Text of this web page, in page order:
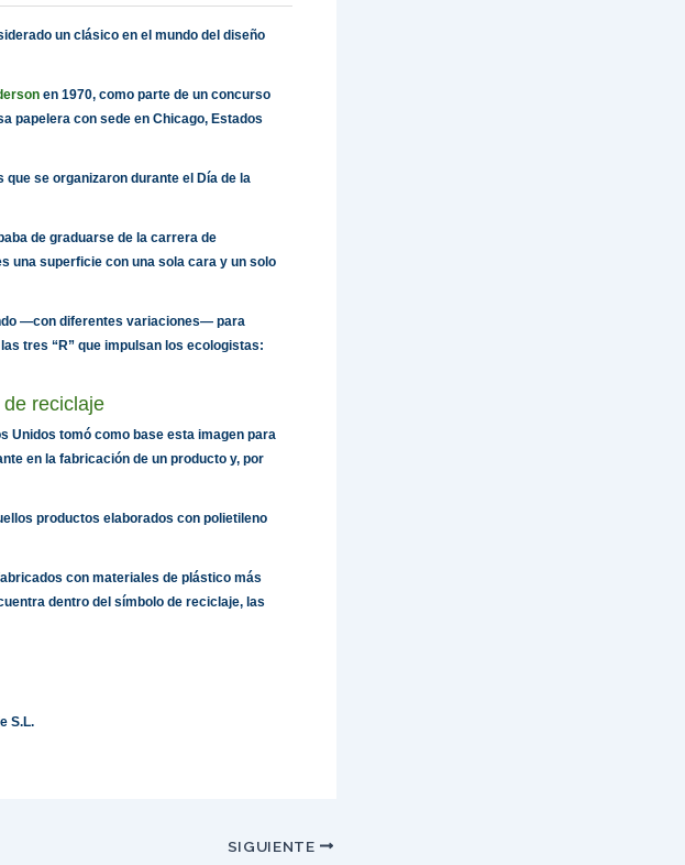
un clásico en el mundo del diseño
en 1970, como parte de un concurso
papelera con sede en Chicago, Estados
se organizaron durante el Día de la
de graduarse de la carrera de
una superficie con una sola cara y un solo
—con diferentes variaciones— para
tres “R” que impulsan los ecologistas:
reciclaje
Unidos tomó como base esta imagen para
en la fabricación de un producto y, por
productos elaborados con polietileno
con materiales de plástico más
dentro del símbolo de reciclaje, las
S.L.
SIGUIENTE